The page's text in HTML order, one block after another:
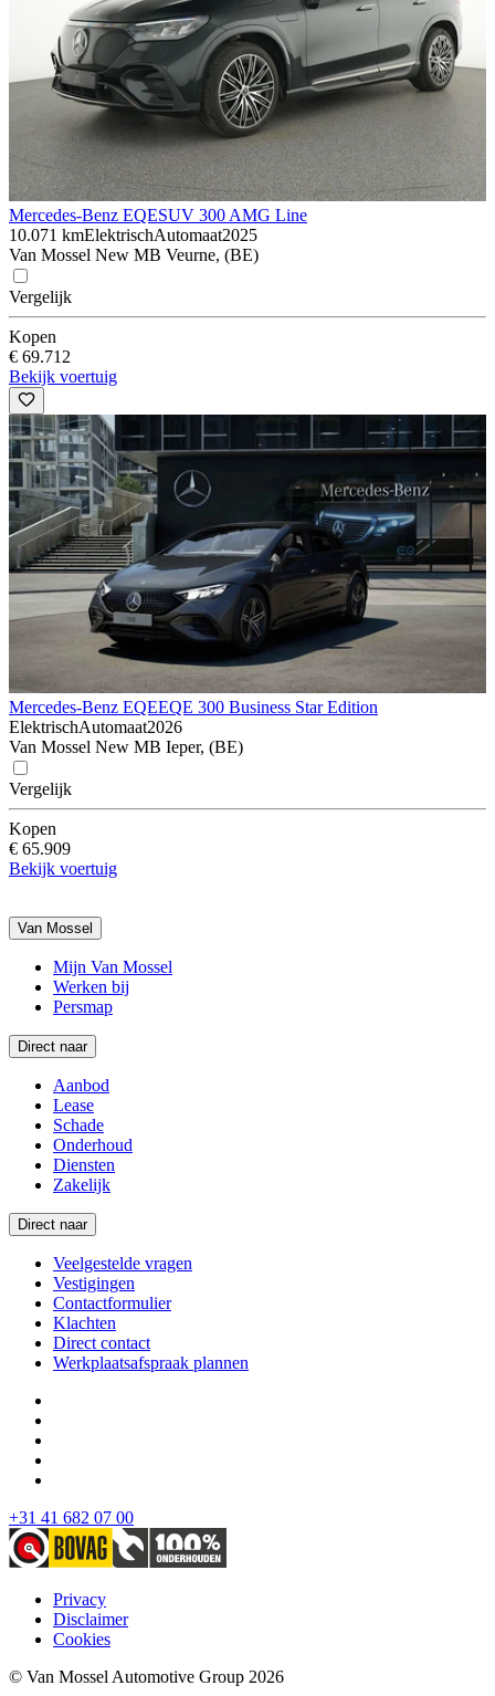
Mercedes-Benz EQESUV 300 AMG Line
10.071 kmElektrischAutomaat2025
Van Mossel New MB Veurne, (BE)
Vergelijk
Kopen
€ 69.712
Bekijk voertuig
Mercedes-Benz EQEEQE 300 Business Star Edition
ElektrischAutomaat2026
Van Mossel New MB Ieper, (BE)
Vergelijk
Kopen
€ 65.909
Bekijk voertuig
Van Mossel
Mijn Van Mossel
Werken bij
Persmap
Direct naar
Aanbod
Lease
Schade
Onderhoud
Diensten
Zakelijk
Direct naar
Veelgestelde vragen
Vestigingen
Contactformulier
Klachten
Direct contact
Werkplaatsafspraak plannen
+31 41 682 07 00
Privacy
Disclaimer
Cookies
© Van Mossel Automotive Group 2026